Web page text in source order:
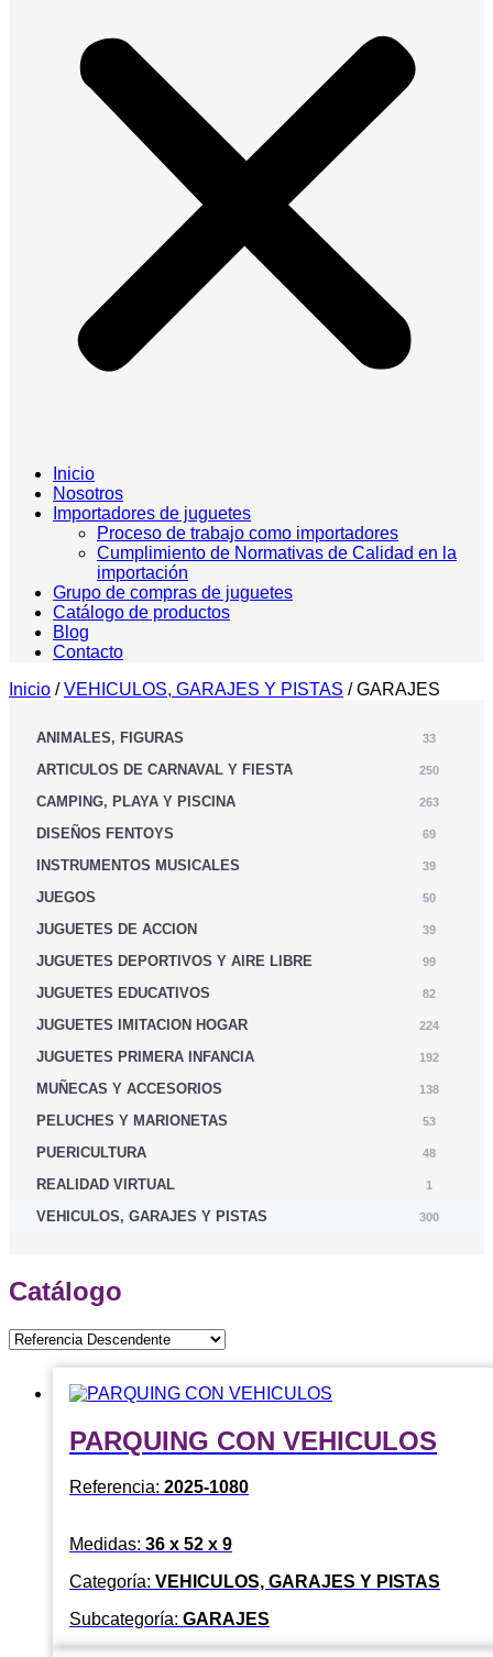
Inicio
Nosotros
Importadores de juguetes
Proceso de trabajo como importadores
Cumplimiento de Normativas de Calidad en la
importación
Grupo de compras de juguetes
Catálogo de productos
Blog
Contacto
Inicio /VEHICULOS, GARAJES Y PISTAS / GARAJES
ANIMALES, FIGURAS 33
ARTICULOS DE CARNAVAL Y FIESTA 250
CAMPING, PLAYA Y PISCINA 263
DISEÑOS FENTOYS 69
INSTRUMENTOS MUSICALES 39
JUEGOS 50
JUGUETES DE ACCION 39
JUGUETES DEPORTIVOS Y AIRE LIBRE 99
JUGUETES EDUCATIVOS 82
JUGUETES IMITACION HOGAR 224
JUGUETES PRIMERA INFANCIA 192
MUÑECAS Y ACCESORIOS 138
PELUCHES Y MARIONETAS 53
PUERICULTURA 48
REALIDAD VIRTUAL 1
VEHICULOS, GARAJES Y PISTAS 300
Catálogo
PARQUING CON VEHICULOS
Referencia: 2025-1080
Medidas: 36 x 52 x 9
Categoría: VEHICULOS, GARAJES Y PISTAS
Subcategoría: GARAJES